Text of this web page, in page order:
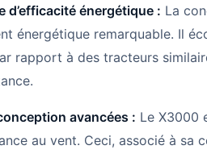
d’efficacité énergétique : La
énergétique remarquable. Il
rapport à des tracteurs
avancées : Le X3000
au vent. Ceci, associé à sa